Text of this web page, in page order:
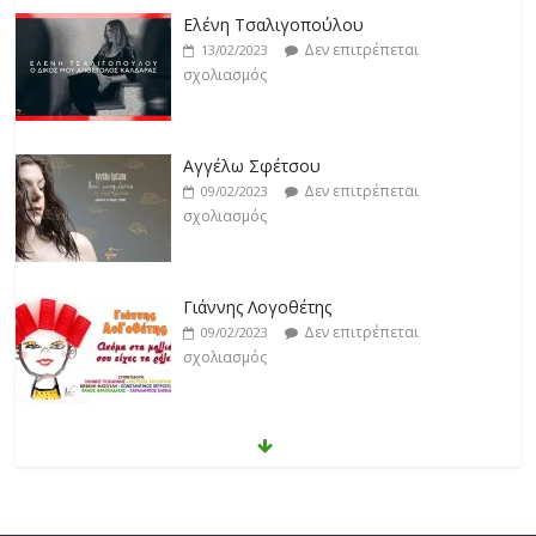
Αγγέλω Σφέτσου
09/02/2023
Δεν επιτρέπεται
σχολιασμός
Γιάννης Λογοθέτης
09/02/2023
Δεν επιτρέπεται
σχολιασμός
Anemos
03/02/2023
Δεν επιτρέπεται
σχολιασμός
Θοδωρής Φέρρης